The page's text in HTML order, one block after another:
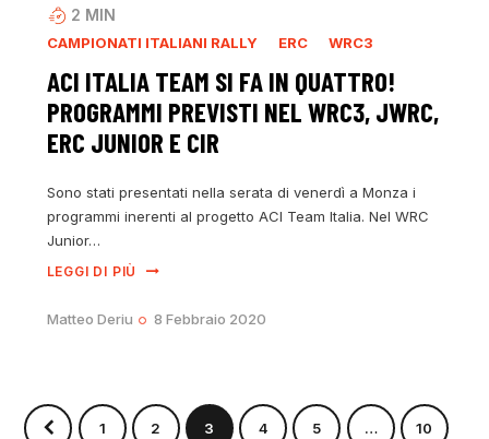
2 MIN
CAMPIONATI ITALIANI RALLY ERC WRC3
ACI ITALIA TEAM SI FA IN QUATTRO!
PROGRAMMI PREVISTI NEL WRC3, JWRC,
ERC JUNIOR E CIR
Sono stati presentati nella serata di venerdì a Monza i
programmi inerenti al progetto ACI Team Italia. Nel WRC
Junior…
LEGGI DI PIÙ
Matteo Deriu 8 Febbraio 2020
1 2 3 4 5 … 10